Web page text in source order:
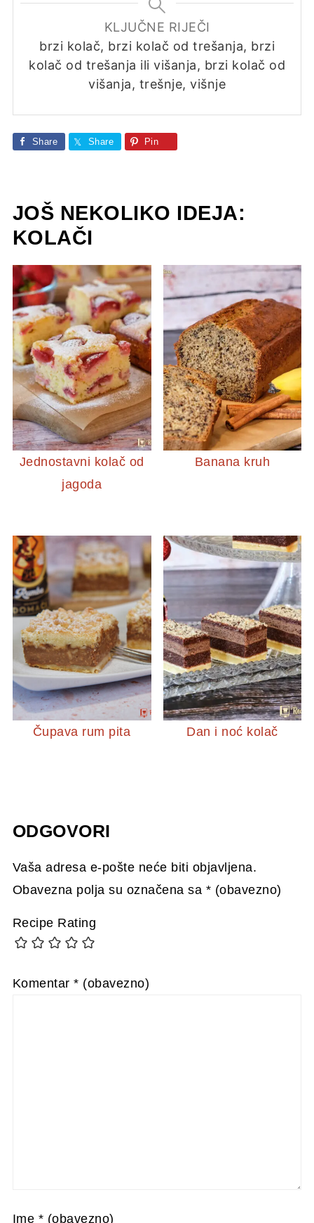
KLJUČNE RIJEČI
brzi kolač, brzi kolač od trešanja, brzi
kolač od trešanja ili višanja, brzi kolač od
višanja, trešnje, višnje
Share Share Pin
JOŠ NEKOLIKO IDEJA:
KOLAČI
Jednostavni kolač od
jagoda
Banana kruh
Čupava rum pita Dan i noć kolač
ODGOVORI
Vaša adresa e-pošte neće biti objavljena.
Obavezna polja su označena sa * (obavezno)
Recipe Rating
Komentar* (obavezno)
Ime * (obavezno)